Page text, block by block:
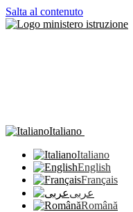
Salta al contenuto
Italiano
Italiano
English
Français
عربى
Română